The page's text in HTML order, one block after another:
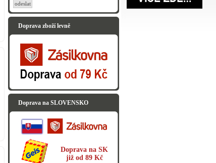
odeslat
Doprava zboží levně
Doprava na SLOVENSKO
Doprava na SK
již od 89 Kč